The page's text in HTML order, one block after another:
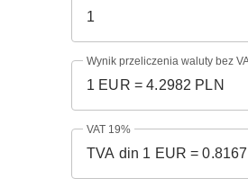
Wynik przeliczenia waluty bez
VAT 19%